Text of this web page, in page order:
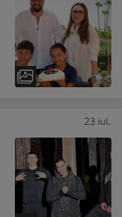
23 iul.